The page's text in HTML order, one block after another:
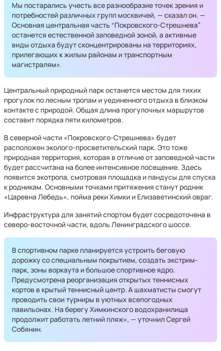
Мы постарались учесть все разнообразие точек зрения и
потребностей различных групп москвичей, — сказал он. —
Основная центральная часть “Покровского-Стрешнева”
останется естественной заповедной зоной, а активные
виды отдыха будут сконцентрированы на территориях,
прилегающих к жилым районам и транспортным
магистралям».
Центральный природный парк останется местом для тихих
прогулок по лесным тропам и уединенного отдыха в близком
контакте с природой. Общая длина прогулочных маршрутов
составит порядка пяти километров.
В северной части «Покровского-Стрешнева» будет
расположен эколого-просветительский парк. Это тоже
природная территория, которая в отличие от заповедной части
будет рассчитана на более интенсивное посещение. Здесь
появится экотропа, смотровая площадка и пандусы для спуска
к родникам. Основными точками притяжения станут родник
«Царевна Лебедь», пойма реки Химки и Елизаветинский овраг.
Инфраструктура для занятий спортом будет сосредоточена в
северо-восточной части, вдоль Ленинградского шоссе.
В спортивном парке планируется устроить беговую
дорожку со специальным покрытием, создать экстрим-
парк, зоны воркаута и большое спортивное ядро.
Предусмотрена реорганизация открытых теннисных
кортов в крытый теннисный центр. А шахматисты смогут
проводить свои турниры в уютных всепогодных
павильонах. На берегу Химкинского водохранилища
продолжит работать летний пляж», — уточнил Сергей
Собянин.